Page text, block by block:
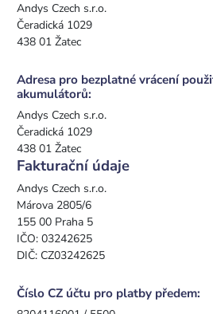
Andys Czech s.r.o.
Čeradická 1029
438 01 Žatec
Adresa pro bezplatné vrácení
akumulátorů:
Andys Czech s.r.o.
Čeradická 1029
438 01 Žatec
Fakturační údaje
Andys Czech s.r.o.
Márova 2805/6
155 00 Praha 5
IČO: 03242625
DIČ: CZ03242625
Číslo CZ účtu pro platby předem: